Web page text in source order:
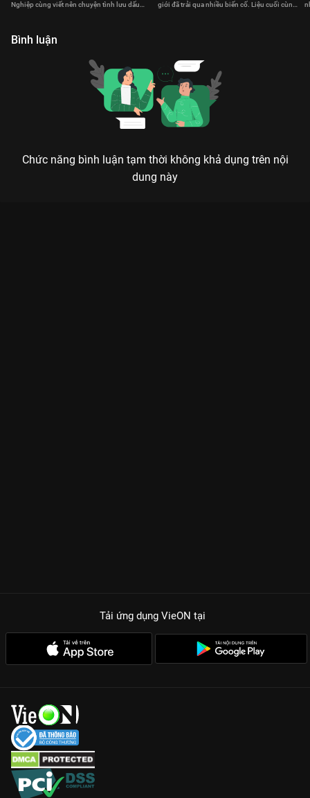
Nghiệp cùng viết nên chuyện tình lưu dấu
giới đã trải qua nhiều biến cố. Liệu cuối cùng,
Bình luận
Chức năng bình luận tạm thời không khả dụng trên nội
dung này
Tải ứng dụng VieON tại